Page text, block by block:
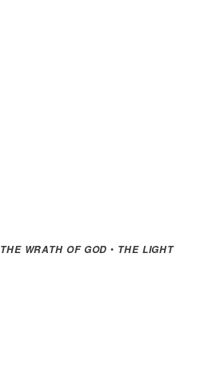
THE WRATH OF GOD • THE LIGHT